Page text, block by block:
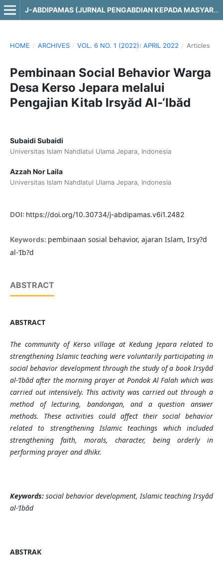
J-ABDIPAMAS (JURNAL PENGABDIAN KEPADA MASYARAKAT)
HOME / ARCHIVES / VOL. 6 NO. 1 (2022): APRIL 2022 / Articles
Pembinaan Social Behavior Warga
Desa Kerso Jepara melalui
Pengajian Kitab Irsyăd Al-‘Ibăd
Subaidi Subaidi
Universitas Islam Nahdlatul Ulama Jepara, Indonesia
Azzah Nor Laila
Universitas Islam Nahdlatul Ulama Jepara, Indonesia
DOI: https://doi.org/10.30734/j-abdipamas.v6i1.2482
Keywords: pembinaan sosial behavior, ajaran Islam, Irsy?d
al-‘Ib?d
ABSTRACT
ABSTRACT
The community of Kerso village at Kedung Jepara related to
strengthening Islamic teaching were voluntarily participating in
social behavior development through the study of a bookIrsyăd
al-‘Ibădafter the morning prayer at Pondok Al Falah which was
carried out intensively. This activity was carried out through a
method of lecturing, bandongan, and a question answer
methods. These activities could affect their social behavior
related to strengthening Islamic teachings which included
strengthening faith, morals, character, being orderly in
performing prayer and dhikr.
Keywords: social behavior development, Islamic teaching Irsyăd
al-‘Ibăd
ABSTRAK